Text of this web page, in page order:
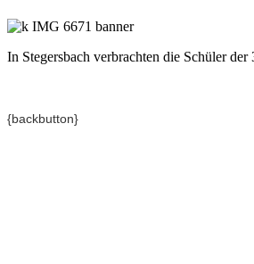
In Stegersbach verbrachten die Schüler
{backbutton}